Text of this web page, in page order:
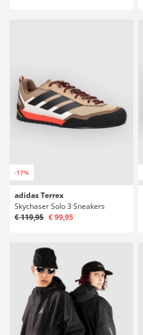
-17%
adidas Terrex
Skychaser Solo 3 Sneakers
€ 119,95 € 99,95